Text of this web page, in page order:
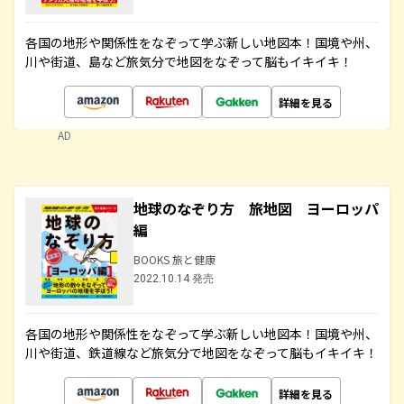
各国の地形や関係性をなぞって学ぶ新しい地図本！国境や州、
川や街道、島など旅気分で地図をなぞって脳もイキイキ！
詳細を見る
AD
地球のなぞり方 旅地図 ヨーロッパ
編
BOOKS 旅と健康
2022.10.14 発売
各国の地形や関係性をなぞって学ぶ新しい地図本！国境や州、
川や街道、鉄道線など旅気分で地図をなぞって脳もイキイキ！
詳細を見る